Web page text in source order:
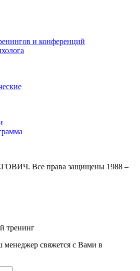
и конференций
Все права защищены 1988 –
тренинг
свяжется с Вами в